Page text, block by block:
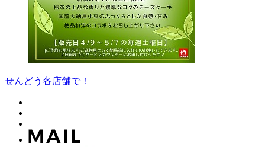
せんどう各店舗で！